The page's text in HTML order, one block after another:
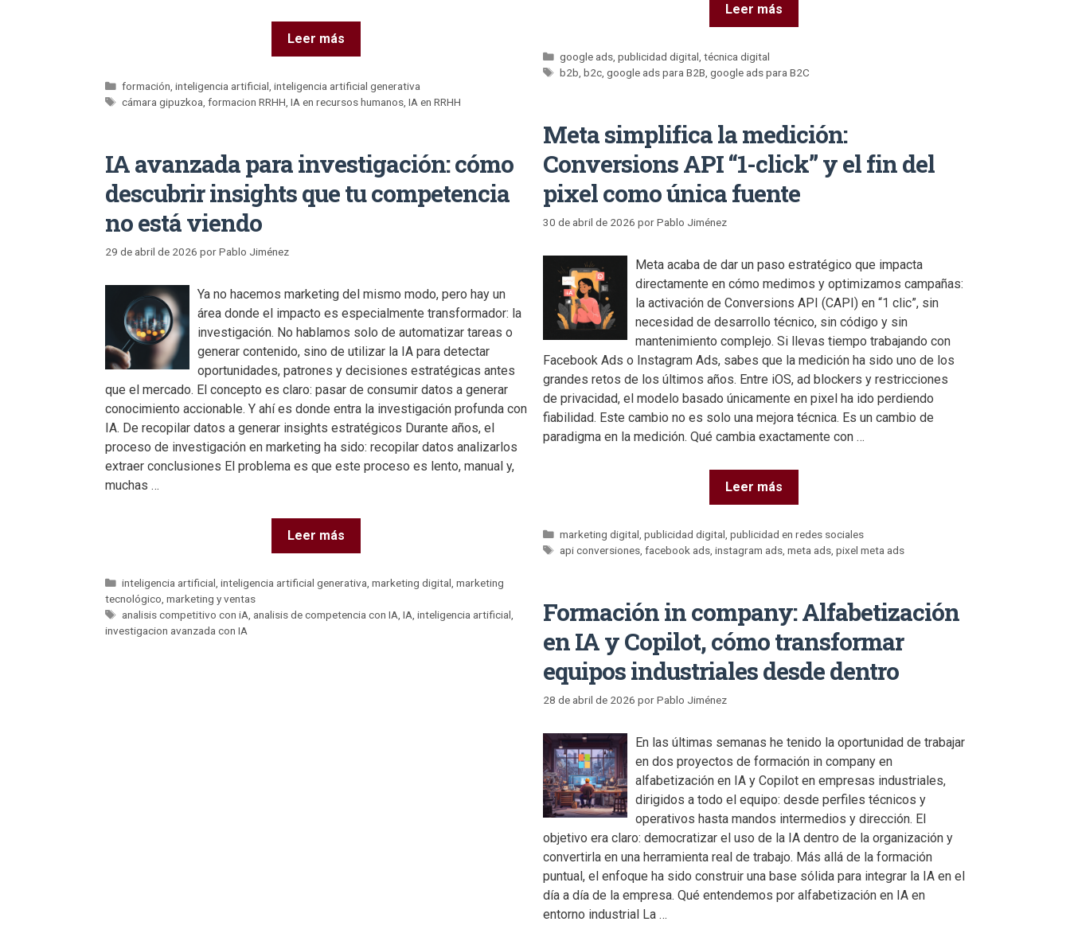
Leer más
google ads ,publicidad digital ,técnica digital
b2b ,b2c ,google ads para B2B ,google ads para B2C
Leer más
formación ,inteligencia artificial ,inteligencia artificial generativa
cámara gipuzkoa ,formacion RRHH ,IA en recursos humanos ,IA en RRHH
Meta simplifica la medición:
Conversions API “1-click” y el fin del
pixel como única fuente
30 de abril de 2026 porPablo Jiménez
Meta acaba de dar un paso estratégico que impacta
directamente en cómo medimos y optimizamos campañas:
la activación de Conversions API (CAPI) en “1 clic”, sin
necesidad de desarrollo técnico, sin código y sin
mantenimiento complejo. Si llevas tiempo trabajando con
Facebook Ads o Instagram Ads, sabes que la medición ha sido uno de los
grandes retos de los últimos años. Entre iOS, ad blockers y restricciones
de privacidad, el modelo basado únicamente en pixel ha ido perdiendo
fiabilidad. Este cambio no es solo una mejora técnica. Es un cambio de
paradigma en la medición. Qué cambia exactamente con …
Leer más
marketing digital ,publicidad digital ,publicidad en redes sociales
api conversiones ,facebook ads ,instagram ads ,meta ads ,pixel meta ads
IA avanzada para investigación: cómo
descubrir insights que tu competencia
no está viendo
29 de abril de 2026 porPablo Jiménez
Ya no hacemos marketing del mismo modo, pero hay un
área donde el impacto es especialmente transformador: la
investigación. No hablamos solo de automatizar tareas o
generar contenido, sino de utilizar la IA para detectar
oportunidades, patrones y decisiones estratégicas antes
que el mercado. El concepto es claro: pasar de consumir datos a generar
conocimiento accionable. Y ahí es donde entra la investigación profunda con
IA. De recopilar datos a generar insights estratégicos Durante años, el
proceso de investigación en marketing ha sido: recopilar datos analizarlos
extraer conclusiones El problema es que este proceso es lento, manual y,
muchas …
Leer más
inteligencia artificial ,inteligencia artificial generativa ,marketing digital ,marketing
tecnológico marketing y ventas
analisis competitivo con iA analisis de competencia con IA ,IA ,inteligencia artificial
investigacion avanzada con IA
Formación in company: Alfabetización
en IA y Copilot, cómo transformar
equipos industriales desde dentro
28 de abril de 2026 porPablo Jiménez
En las últimas semanas he tenido la oportunidad de trabajar
en dos proyectos de formación in company en
alfabetización en IA y Copilot en empresas industriales,
dirigidos a todo el equipo: desde perfiles técnicos y
operativos hasta mandos intermedios y dirección. El
objetivo era claro: democratizar el uso de la IA dentro de la organización y
convertirla en una herramienta real de trabajo. Más allá de la formación
puntual, el enfoque ha sido construir una base sólida para integrar la IA en el
día a día de la empresa. Qué entendemos por alfabetización en IA en
entorno industrial La …